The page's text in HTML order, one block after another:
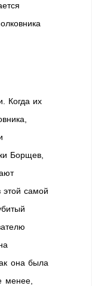
Когда их
Борщев,
этой самой
она была
менее,